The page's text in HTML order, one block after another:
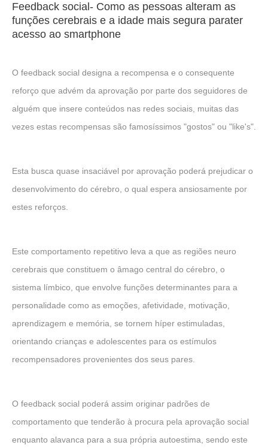
Feedback social- Como as pessoas alteram as
funções cerebrais e a idade mais segura parater
acesso ao smartphone
O feedback social designa a recompensa e o consequente
reforço que advém da aprovação por parte dos seguidores de
alguém que insere conteúdos nas redes sociais, muitas das
vezes estas recompensas são famosíssimos "gostos" ou "like's".
Esta busca quase insaciável por aprovação poderá prejudicar o
desenvolvimento do cérebro, o qual espera ansiosamente por
estes reforços.
Este comportamento repetitivo leva a que as regiões neuro
cerebrais que constituem o âmago central do cérebro, o
sistema límbico, que envolve funções determinantes para a
personalidade como as emoções, afetividade, motivação,
aprendizagem e memória, se tornem híper estimuladas,
orientando crianças e adolescentes para os estímulos
recompensadores provenientes dos seus pares.
O feedback social poderá assim originar padrões de
comportamento que tenderão à procura pela aprovação social
enquanto alavanca para a sua própria autoestima, sendo este